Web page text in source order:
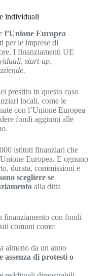
individuali
l’Unione Europea
per le imprese di
I finanziamenti UE
start-up,
prestito in questo caso
locali, come le
con l’Unione Europea
fondi aggiunti alle
istituti finanziari che
Europea. E ognuno
durata, commissioni e
scegliere se
alla ditta
finanziamento con fondi
comuni come:
almeno da un anno
assenza di protesti o